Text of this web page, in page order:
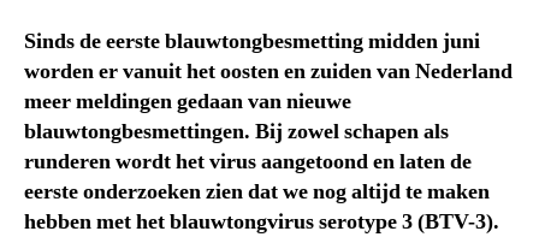
Sinds de eerste blauwtongbesmetting midden juni
worden er vanuit het oosten en zuiden van Nederland
meer meldingen gedaan van nieuwe
blauwtongbesmettingen. Bij zowel schapen als
runderen wordt het virus aangetoond en laten de
eerste onderzoeken zien dat we nog altijd te maken
hebben met het blauwtongvirus serotype 3 (BTV-3).